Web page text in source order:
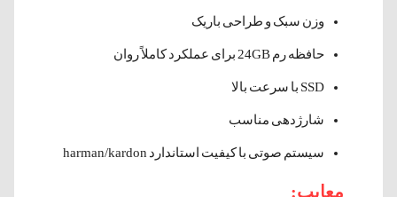
وزن سبک و طراحی باریک
حافظه رم 24GB برای عملکرد کاملاً روان
SSD با سرعت بالا
شارژدهی مناسب
سیستم صوتی با کیفیت استاندارد harman/kardon
معایب: